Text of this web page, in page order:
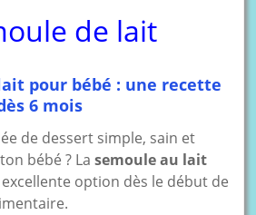
de lait
pour bébé : une recette
6 mois
de dessert simple, sain et
bébé ? Lasemoule au lait
option dès le début de